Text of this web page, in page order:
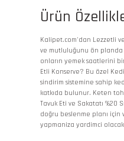
Ürün
Kalipet.com'dan Lezzetli ve
ve mutluluğunu ön planda
onların yemek saatlerini
Etli Konserve? Bu özel
sindirim sistemine sahip
katkıda bulunur. Keten
Tavuk Eti ve Sakatatı %20
doğru beslenme planı
yapmaniza yardimci